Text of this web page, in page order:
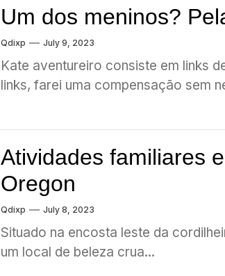
Um dos meninos?
Qdixp July 9, 2023
Kate aventureiro consiste em links
links, farei uma compensação sem
Atividades familiares
Oregon
Qdixp July 8, 2023
Situado na encosta leste da
um local de beleza crua...